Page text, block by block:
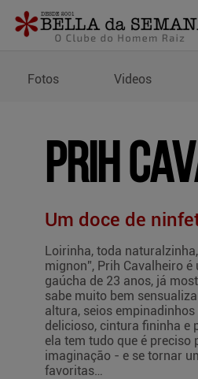
Wallpapers
Fotos Videos
Prih
Um doce de
Loirinha, toda
mignon”, Prih Cavalheiro
gaúcha de 23 anos, já
sabe muito bem
altura, seios
delicioso, cintura fininha e
ela tem tudo que é preciso
imaginação - e se tornar
favoritas…